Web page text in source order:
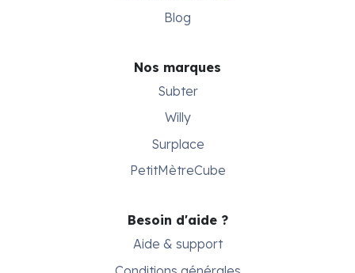
Blog
Nos marques
Subter
Willy
Surplace
PetitMètreCube
Besoin d'aide ?
Aide & support